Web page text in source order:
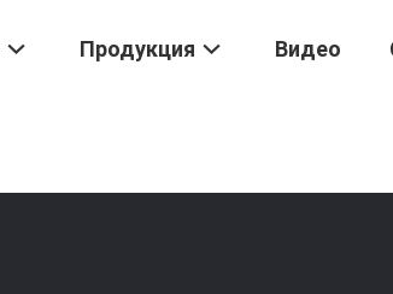
Продукция Видео